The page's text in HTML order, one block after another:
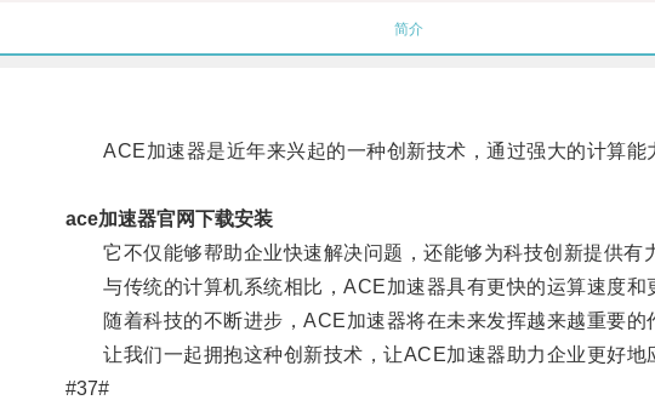
简介
ACE加速器是近年来兴起的一种创新技术，通过强大的计算能
ace加速器官网下载安装
它不仅能够帮助企业快速解决问题，还能够为科技创新提供有
与传统的计算机系统相比，ACE加速器具有更快的运算速度和
随着科技的不断进步，ACE加速器将在未来发挥越来越重要的
让我们一起拥抱这种创新技术，让ACE加速器助力企业更好地
#37#